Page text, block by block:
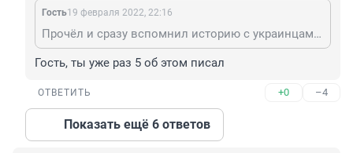
Гость19 февраля 2022, 22:16
Прочёл и сразу вспомнил историю с украинцами, что закидали камнями автобусы с эвакуированными земляками из Уханя, которые прибыли в санаторий в Новых Санжарах. А как Зеленский грамотно выменял турецкие беспилотники на строительный бизнес у Эрдогана)
Гость, ты уже раз 5 об этом писал
ОТВЕТИТЬ +0 –4
Показать ещё 6 ответов